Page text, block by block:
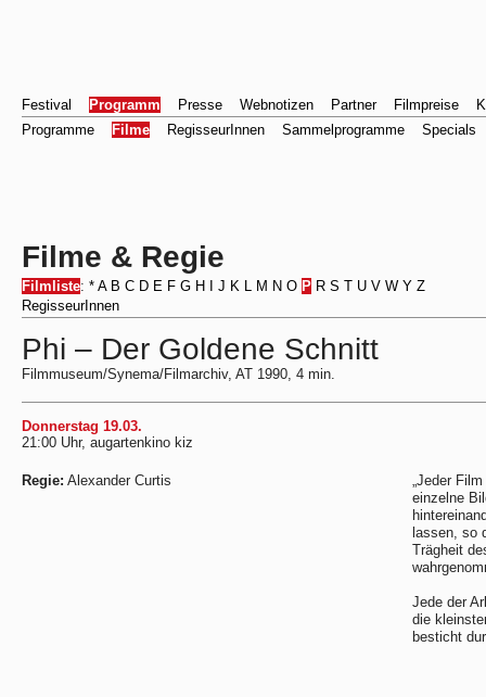
Festival Programm Presse Webnotizen Partner Filmpreise
Programme
Filme RegisseurInnen Sammelprogramme Specials
Filme & Regie
Filmliste: * A B C D E F G H J K L M N O P R S T U V W Y Z
RegisseurInnen
Phi – Der Goldene Schnitt
Filmmuseum/Synema/Filmarchiv, AT 1990, 4 min.
Donnerstag 19.03.
21:00 Uhr, augartenkino kiz
Regie: Alexander Curtis
„Jeder
einzelne
lassen, so
Trägheit
Jede der
die
besticht